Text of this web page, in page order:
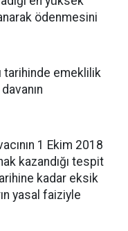
ödenmesini
tarihinde emeklilik
1 Ekim 2018
kazandığı tespit
kadar eksik
yasal faiziyle